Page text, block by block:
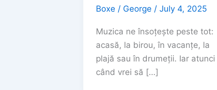
Boxe / George / July 4, 2025
Muzica ne însoțește peste tot:
acasă, la birou, în vacanțe, la
plajă sau în drumeții. Iar atunci
când vrei să […]